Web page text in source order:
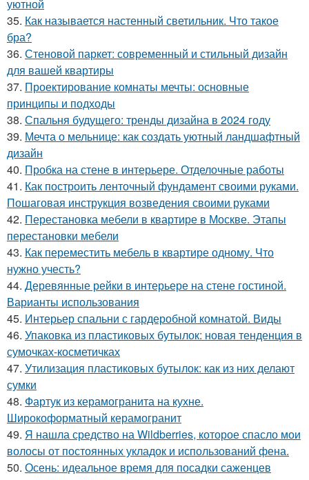
уютной
35. Как называется настенный светильник. Что такое
бра?
36. Стеновой паркет: современный и стильный дизайн
для вашей квартиры
37. Проектирование комнаты мечты: основные
принципы и подходы
38. Спальня будущего: тренды дизайна в 2024 году
39. Мечта о мельнице: как создать уютный ландшафтный
дизайн
40. Пробка на стене в интерьере. Отделочные работы
41. Как построить ленточный фундамент своими руками.
Пошаговая инструкция возведения своими руками
42. Перестановка мебели в квартире в Москве. Этапы
перестановки мебели
43. Как переместить мебель в квартире одному. Что
нужно учесть?
44. Деревянные рейки в интерьере на стене гостиной.
Варианты использования
45. Интерьер спальни с гардеробной комнатой. Виды
46. Упаковка из пластиковых бутылок: новая тенденция в
сумочках-косметичках
47. Утилизация пластиковых бутылок: как из них делают
сумки
48. Фартук из керамогранита на кухне.
Широкоформатный керамогранит
49. Я нашла средство на Wildberries, которое спасло мои
волосы от постоянных укладок и использований фена.
50. Осень: идеальное время для посадки саженцев